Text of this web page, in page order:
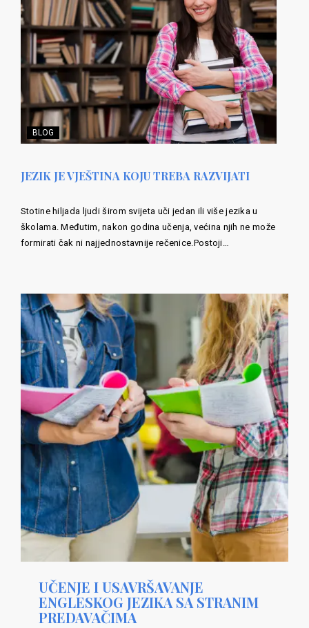
BLOG
JEZIK JE VJEŠTINA KOJU TREBA RAZVIJATI
Stotine hiljada ljudi širom svijeta uči jedan ili više jezika u
školama. Međutim, nakon godina učenja, većina njih ne može
formirati čak ni najjednostavnije rečenice.Postoji…
UČENJE I USAVRŠAVANJE
ENGLESKOG JEZIKA SA STRANIM
PREDAVAČIMA